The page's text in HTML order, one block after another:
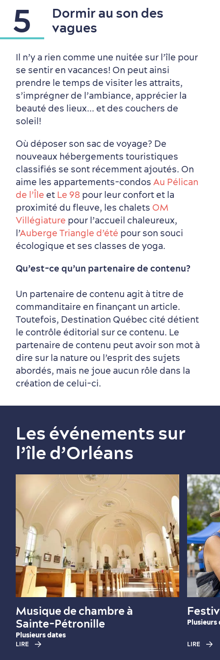
En famille
5
Dormir au son des
vagues
Il n’y a rien comme une nuitée sur l’île pour
se sentir en vacances! On peut ainsi
prendre le temps de visiter les attraits,
s’imprégner de l’ambiance, apprécier la
beauté des lieux... et des couchers de
soleil!
Où déposer son sac de voyage? De
nouveaux hébergements touristiques
classifiés se sont récemment ajoutés. On
aime les appartements-condos Au Pélican
de l’Île et Le 98 pour leur confort et la
proximité du fleuve, les chalets OM
Villégiature pour l’accueil chaleureux,
l’Auberge Triangle d’été pour son souci
écologique et ses classes de yoga.
Qu’est-ce qu’un partenaire de contenu?
Un partenaire de contenu agit à titre de
commanditaire en finançant un article.
Toutefois, Destination Québec cité détient
le contrôle éditorial sur ce contenu. Le
partenaire de contenu peut avoir son mot à
dire sur la nature ou l’esprit des sujets
abordés, mais ne joue aucun rôle dans la
création de celui-ci.
Les événements sur
l’île d’Orléans
Musique de chambre à
Sainte-Pétronille
Plusieurs dates
LIRE
Plusieurs
LIRE